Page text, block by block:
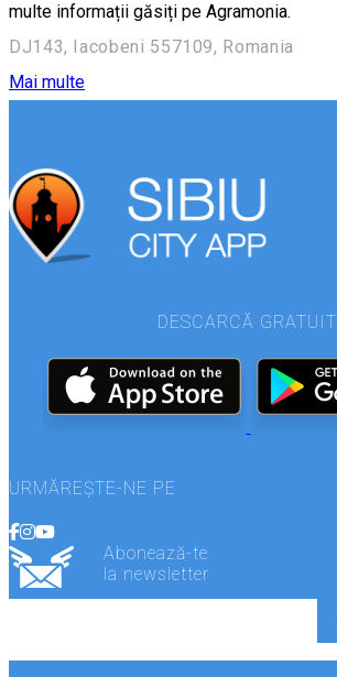
multe informații găsiți pe Agramonia.
DJ143, Iacobeni 557109, Romania
Mai multe
DESCARCĂ GRATUIT
URMĂREȘTE-NE PE
Abonează-te
la newsletter